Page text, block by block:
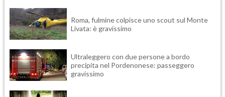
Roma, fulmine colpisce uno scout sul Monte
Livata: è gravissimo
Ultraleggero con due persone a bordo
precipita nel Pordenonese: passeggero
gravissimo